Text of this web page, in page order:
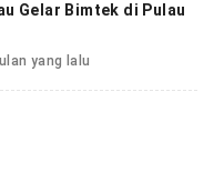
Gelar Bimtek di Pulau
yang lalu